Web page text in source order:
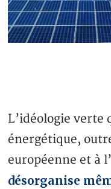
L’idéologie
énergétique,
européenne et à
désorganise